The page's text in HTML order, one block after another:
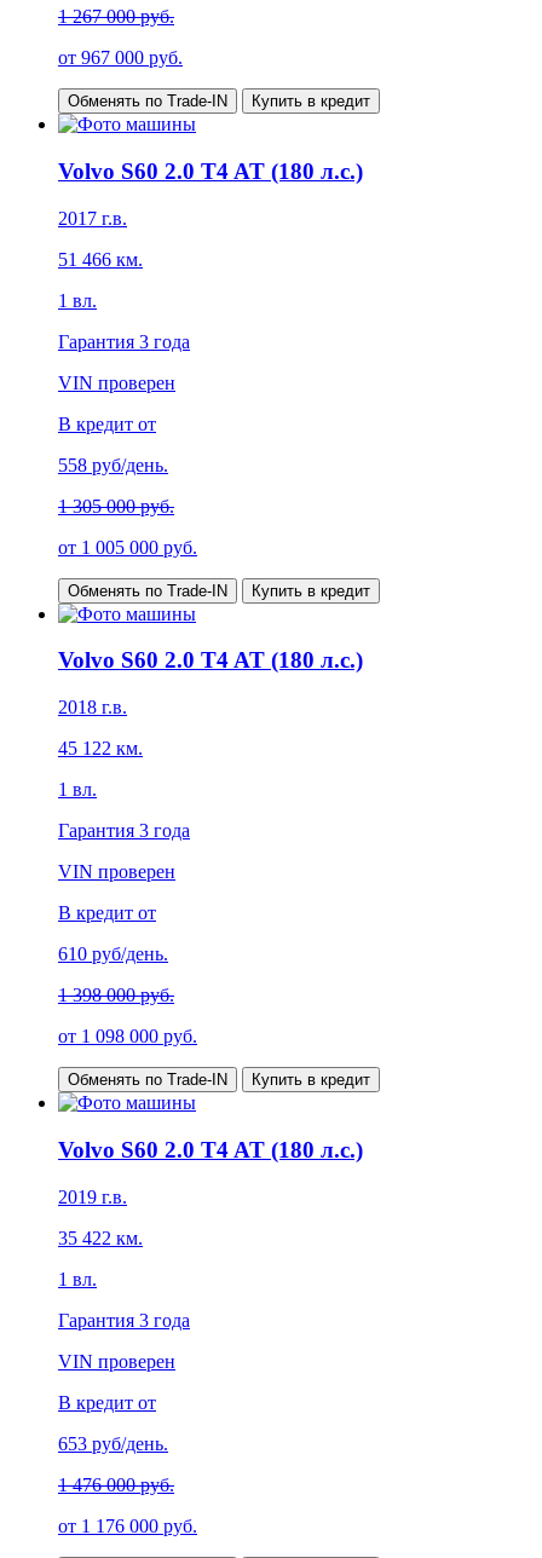
1 267 000 руб.
от 967 000 руб.
Обменять по Trade-IN Купить в кредит
Volvo S60 2.0 T4 AT (180 л.с.)
2017 г.в.
51 466 км.
1 вл.
Гарантия 3 года
VIN проверен
В кредит от
558 руб/день.
1 305 000 руб.
от 1 005 000 руб.
Обменять по Trade-IN Купить в кредит
Volvo S60 2.0 T4 AT (180 л.с.)
2018 г.в.
45 122 км.
1 вл.
Гарантия 3 года
VIN проверен
В кредит от
610 руб/день.
1 398 000 руб.
от 1 098 000 руб.
Обменять по Trade-IN Купить в кредит
Volvo S60 2.0 T4 AT (180 л.с.)
2019 г.в.
35 422 км.
1 вл.
Гарантия 3 года
VIN проверен
В кредит от
653 руб/день.
1 476 000 руб.
от 1 176 000 руб.